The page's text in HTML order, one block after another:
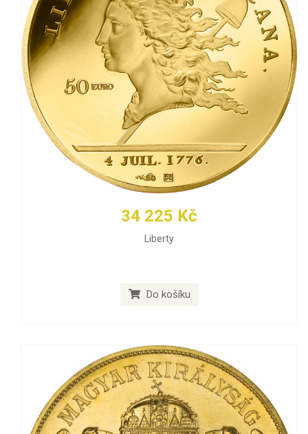
34 225 Kč
Liberty
Do košíku